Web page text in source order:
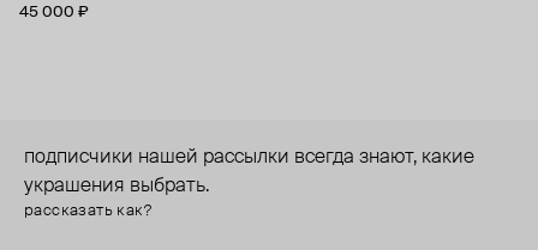
45 000 ₽
подписчики нашей рассылки всегда знают, какие
украшения выбрать.
рассказать как?